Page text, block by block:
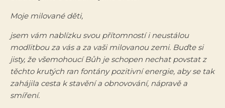
Moje milované děti,
jsem vám nablízku svou přítomností i neustálou
modlitbou za vás a za vaši milovanou zemi. Buďte si
jisty, že všemohoucí Bůh je schopen nechat povstat z
těchto krutých ran fontány pozitivní energie, aby se tak
zahájila cesta k stavění a obnovování, nápravě a
smíření.